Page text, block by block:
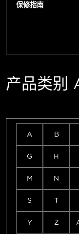
保修指南
产品类别
A B
G H
M N
S T
Y Z